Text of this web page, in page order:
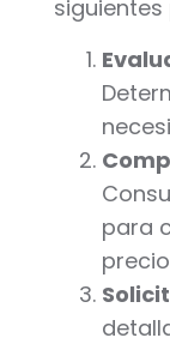
siguientes
para